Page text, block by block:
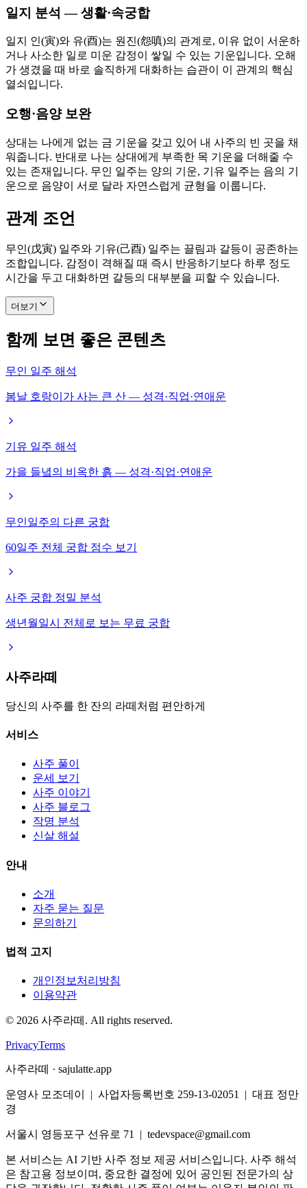
일지 분석 — 생활·속궁합
일지 인(寅)와 유(酉)는 원진(怨嗔)의 관계로, 이유 없이 서운하
거나 사소한 일로 미운 감정이 쌓일 수 있는 기운입니다. 오해
가 생겼을 때 바로 솔직하게 대화하는 습관이 이 관계의 핵심
열쇠입니다.
오행·음양 보완
상대는 나에게 없는 금 기운을 갖고 있어 내 사주의 빈 곳을 채
워줍니다. 반대로 나는 상대에게 부족한 목 기운을 더해줄 수
있는 존재입니다. 무인 일주는 양의 기운, 기유 일주는 음의 기
운으로 음양이 서로 달라 자연스럽게 균형을 이룹니다.
관계 조언
무인(戊寅) 일주와 기유(己酉) 일주는 끌림과 갈등이 공존하는
조합입니다. 감정이 격해질 때 즉시 반응하기보다 하루 정도
시간을 두고 대화하면 갈등의 대부분을 피할 수 있습니다.
더보기
함께 보면 좋은 콘텐츠
무인 일주 해석
봄날 호랑이가 사는 큰 산 — 성격·직업·연애운
기유 일주 해석
가을 들녘의 비옥한 흙 — 성격·직업·연애운
무인일주의 다른 궁합
60일주 전체 궁합 점수 보기
사주 궁합 정밀 분석
생년월일시 전체로 보는 무료 궁합
사주라떼
당신의 사주를 한 잔의 라떼처럼 편안하게
서비스
사주 풀이
운세 보기
사주 이야기
사주 블로그
작명 분석
신살 해설
안내
소개
자주 묻는 질문
문의하기
법적 고지
개인정보처리방침
이용약관
© 2026 사주라떼. All rights reserved.
PrivacyTerms
사주라떼 · sajulatte.app
운영사 모조데이 | 사업자등록번호 259-13-02051 | 대표 정만
경
서울시 영등포구 선유로 71 | tedevspace@gmail.com
본 서비스는 AI 기반 사주 정보 제공 서비스입니다. 사주 해석
은 참고용 정보이며, 중요한 결정에 있어 공인된 전문가의 상